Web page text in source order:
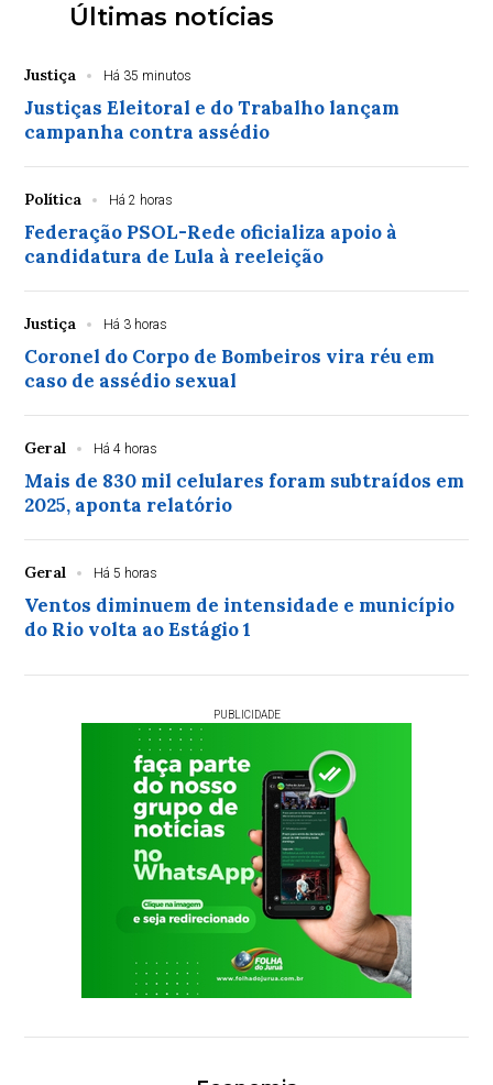
Últimas notícias
Justiça Há 35 minutos
Justiças Eleitoral e do Trabalho lançam
campanha contra assédio
Política Há 2 horas
Federação PSOL-Rede oficializa apoio à
candidatura de Lula à reeleição
Justiça Há 3 horas
Coronel do Corpo de Bombeiros vira réu em
caso de assédio sexual
Geral Há 4 horas
Mais de 830 mil celulares foram subtraídos em
2025, aponta relatório
Geral Há 5 horas
Ventos diminuem de intensidade e município
do Rio volta ao Estágio 1
PUBLICIDADE